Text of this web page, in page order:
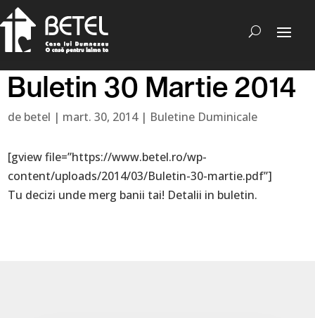
Buletin 30 Martie 2014
de betel | mart. 30, 2014| Buletine Duminicale
[gview file=”https://www.betel.ro/wp-
content/uploads/2014/03/Buletin-30-martie.pdf”]
Tu decizi unde merg banii tai! Detalii in buletin.